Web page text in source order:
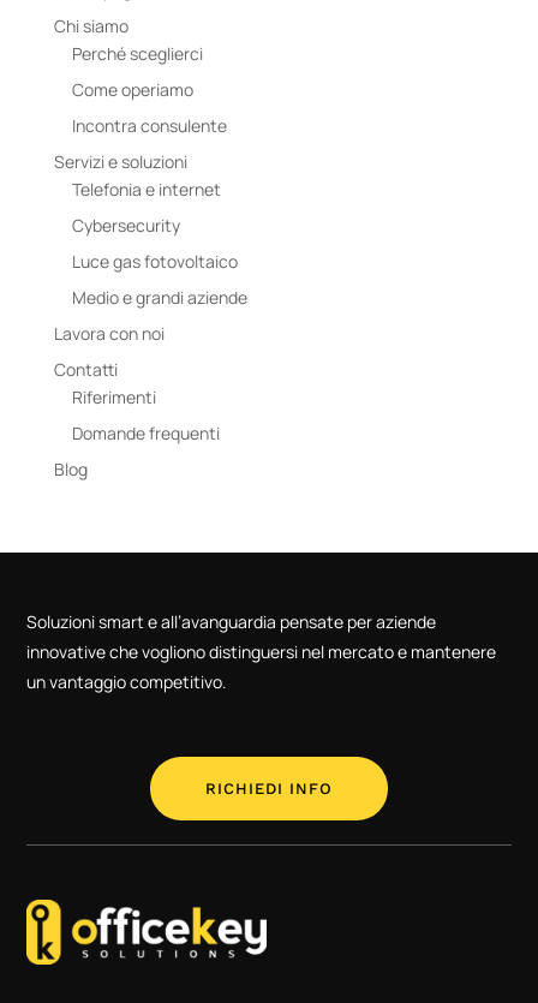
Chi siamo
Perché sceglierci
Come operiamo
Incontra consulente
Servizi e soluzioni
Telefonia e internet
Cybersecurity
Luce gas fotovoltaico
Medio e grandi aziende
Lavora con noi
Contatti
Riferimenti
Domande frequenti
Blog
Soluzioni smart e all’avanguardia pensate per aziende
innovative che vogliono distinguersi nel mercato e mantenere
un vantaggio competitivo.
RICHIEDI INFO